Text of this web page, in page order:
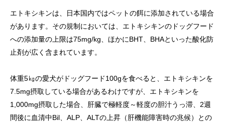
エトキシキンは、日本国内ではペットの餌に添加されている場合
があります。その規制においては、エトキシキンのドッグフード
への添加量の上限は75mg/kg、ほかにBHT、BHAといった酸化防
止剤が広く含まれています。
体重5㎏の愛犬がドッグフード100gを食べると、エトキシキンを
7.5mg摂取している場合があるわけですが、エトキシキンを
1,000mg摂取した場合、肝臓で極軽度～軽度の胆汁うっ滞、2週
間後に血清中Bil、ALP、ALTの上昇（肝機能障害時の兆候）との